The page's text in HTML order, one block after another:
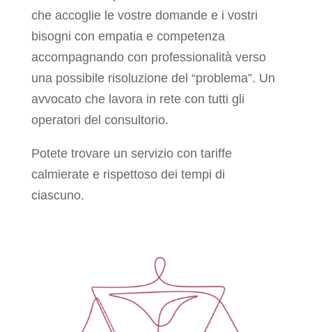
che accoglie le vostre domande e i vostri
bisogni con empatia e competenza
accompagnando con professionalità verso
una possibile risoluzione del “problema”. Un
avvocato che lavora in rete con tutti gli
operatori del consultorio.
Potete trovare un servizio con tariffe
calmierate e rispettoso dei tempi di
ciascuno.